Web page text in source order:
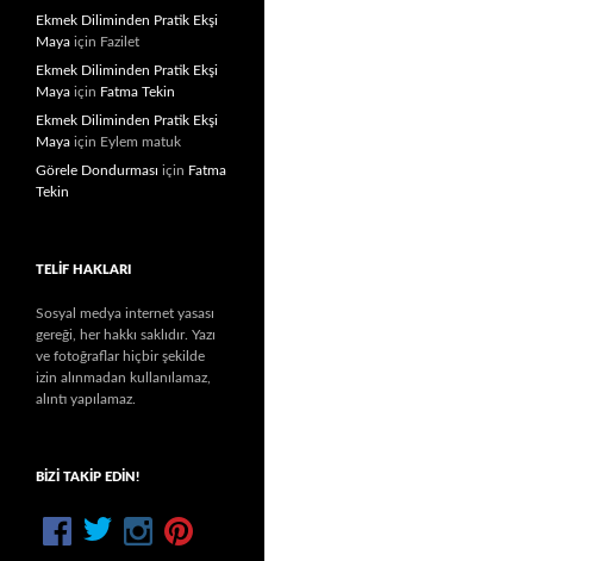
Ekmek Diliminden Pratik Ekşi
Maya için Fazilet
Ekmek Diliminden Pratik Ekşi
Maya için Fatma Tekin
Ekmek Diliminden Pratik Ekşi
Maya için Eylem matuk
Görele Dondurması için Fatma
Tekin
TELIF HAKLARI
Sosyal medya internet yasası
gereği, her hakkı saklıdır. Yazı
ve fotoğraflar hiçbir şekilde
izin alınmadan kullanılamaz,
alıntı yapılamaz.
BIZI TAKIP EDIN!